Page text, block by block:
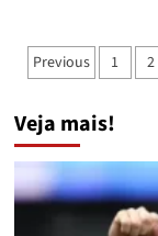
elege
novo
posts
Previous 1 2
Veja mais!